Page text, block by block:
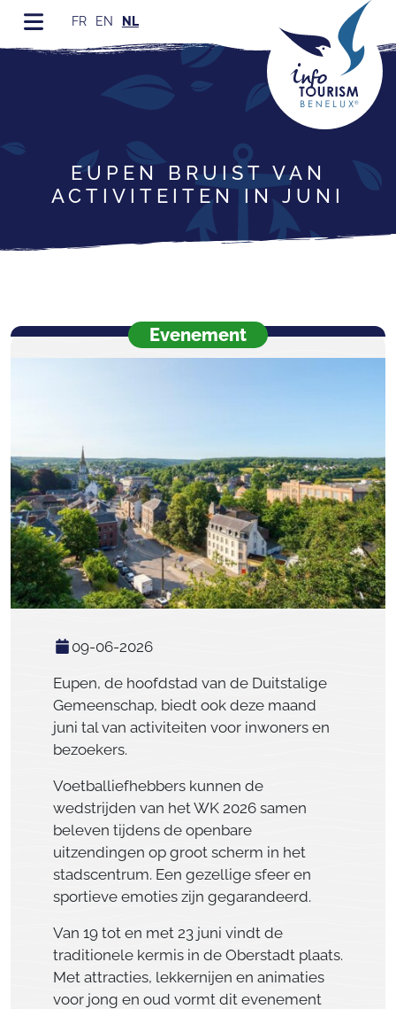
FR EN NL
EUPEN BRUIST VAN
ACTIVITEITEN IN JUNI
Evenement
09-06-2026
Eupen, de hoofdstad van de Duitstalige
Gemeenschap, biedt ook deze maand
juni tal van activiteiten voor inwoners en
bezoekers.
Voetballiefhebbers kunnen de
wedstrijden van het WK 2026 samen
beleven tijdens de openbare
uitzendingen op groot scherm in het
stadscentrum. Een gezellige sfeer en
sportieve emoties zijn gegarandeerd.
Van 19 tot en met 23 juni vindt de
traditionele kermis in de Oberstadt plaats.
Met attracties, lekkernijen en animaties
voor jong en oud vormt dit evenement